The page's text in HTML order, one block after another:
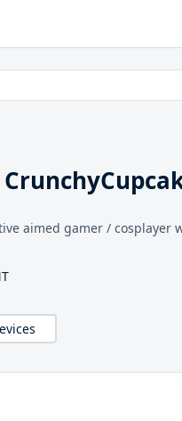
aimed gamer / cosplayer